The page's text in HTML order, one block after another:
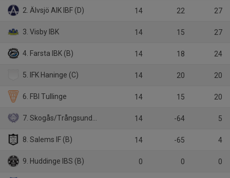
2. Älvsjö AIK IBF (D) 14 22 27
3. Visby IBK 14 15 27
4. Farsta IBK (B) 14 18 24
5. IFK Haninge (C) 14 20 20
6. FBI Tullinge 14 15 20
7. Skogås/Trångsunds IBK 14 -64 5
8. Salems IF (B) 14 -65 4
9. Huddinge IBS (B) 0 0 0